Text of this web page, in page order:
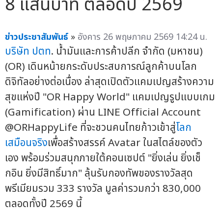
ข่าวประชาสัมพันธ์ » อังคาร 26 พฤษภาคม 2569 14:24 น.
บริษัท ปตท. น้ำมันและการค้าปลีก จำกัด (มหาชน)
(OR) เดินหน้ายกระดับประสบการณ์ลูกค้าบนโลก
ดิจิทัลอย่างต่อเนื่อง ล่าสุดเปิดตัวแคมเปญสร้างความ
สุขแห่งปี "OR Happy World" แคมเปญรูปแบบเกม
(Gamification) ผ่าน LINE Official Account
@ORHappyLife ที่จะชวนคนไทยก้าวเข้าสู่โลก
เสมือนจริงเพื่อสร้างสรรค์ Avatar ในสไตล์ของตัว
เอง พร้อมร่วมสนุกภายใต้คอนเซปต์ "ยิ่งเล่น ยิ่งเช็
กอิน ยิ่งมีสิทธิ์มาก" ลุ้นรับกองทัพของรางวัลสุด
พรีเมียมรวม 333 รางวัล มูลค่ารวมกว่า 830,000
ตลอดทั้งปี 2569 นี้